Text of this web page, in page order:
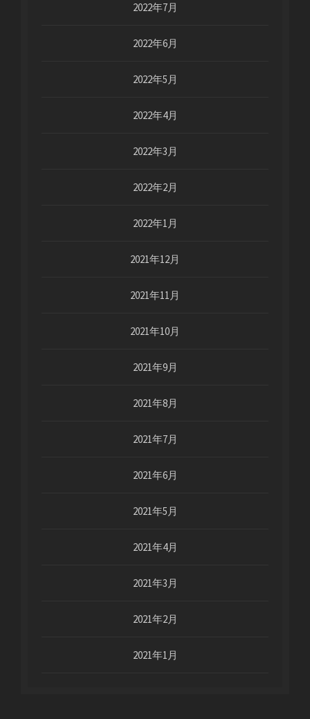
2022年7月
2022年6月
2022年5月
2022年4月
2022年3月
2022年2月
2022年1月
2021年12月
2021年11月
2021年10月
2021年9月
2021年8月
2021年7月
2021年6月
2021年5月
2021年4月
2021年3月
2021年2月
2021年1月